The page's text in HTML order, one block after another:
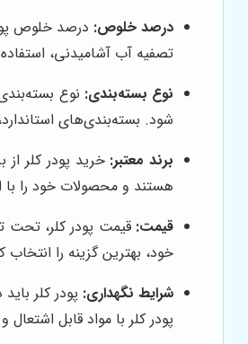
درصد خلوص: درصد خلوص
تصفیه آب آشامیدنی،
نوع بسته‌بندی: نوع
شود. بسته‌بندی‌های
برند معتبر: خرید پودر کلر
هستند و محصولات خود را با
قیمت: قیمت پودر کلر، تحت
خود، بهترین گزینه را
شرایط نگهداری: پودر کلر
پودر کلر با مواد قابل